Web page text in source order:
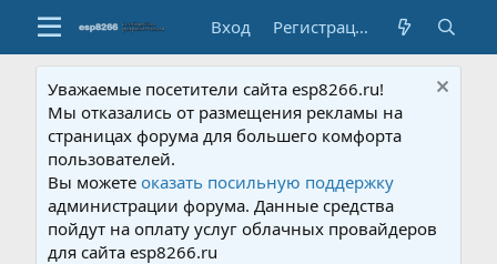
Вход Регистрация
Уважаемые посетители сайта esp8266.ru!
Мы отказались от размещения рекламы на
страницах форума для большего комфорта
пользователей.
Вы можетеоказать посильную поддержку
администрации форума. Данные средства
пойдут на оплату услуг облачных провайдеров
для сайта esp8266.ru